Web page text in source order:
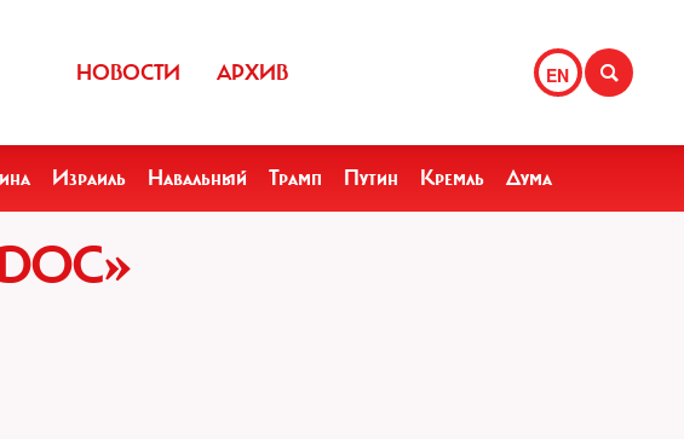
EN
НОВОСТИ АРХИВ
Израиль Навальный Трамп Путин Кремль Дума